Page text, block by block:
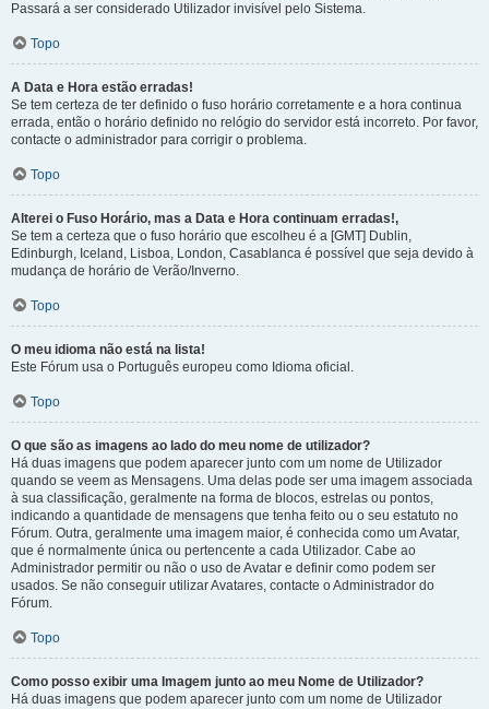
Passará a ser considerado Utilizador invisível pelo Sistema.
Topo
A Data e Hora estão erradas!
Se tem certeza de ter definido o fuso horário corretamente e a hora continua
errada, então o horário definido no relógio do servidor está incorreto. Por favor,
contacte o administrador para corrigir o problema.
Topo
Alterei o Fuso Horário, mas a Data e Hora continuam erradas!,
Se tem a certeza que o fuso horário que escolheu é a [GMT] Dublin,
Edinburgh, Iceland, Lisboa, London, Casablanca é possível que seja devido à
mudança de horário de Verão/Inverno.
Topo
O meu idioma não está na lista!
Este Fórum usa o Português europeu como Idioma oficial.
Topo
O que são as imagens ao lado do meu nome de utilizador?
Há duas imagens que podem aparecer junto com um nome de Utilizador
quando se veem as Mensagens. Uma delas pode ser uma imagem associada
à sua classificação, geralmente na forma de blocos, estrelas ou pontos,
indicando a quantidade de mensagens que tenha feito ou o seu estatuto no
Fórum. Outra, geralmente uma imagem maior, é conhecida como um Avatar,
que é normalmente única ou pertencente a cada Utilizador. Cabe ao
Administrador permitir ou não o uso de Avatar e definir como podem ser
usados. Se não conseguir utilizar Avatares, contacte o Administrador do
Fórum.
Topo
Como posso exibir uma Imagem junto ao meu Nome de Utilizador?
Há duas imagens que podem aparecer junto com um nome de Utilizador